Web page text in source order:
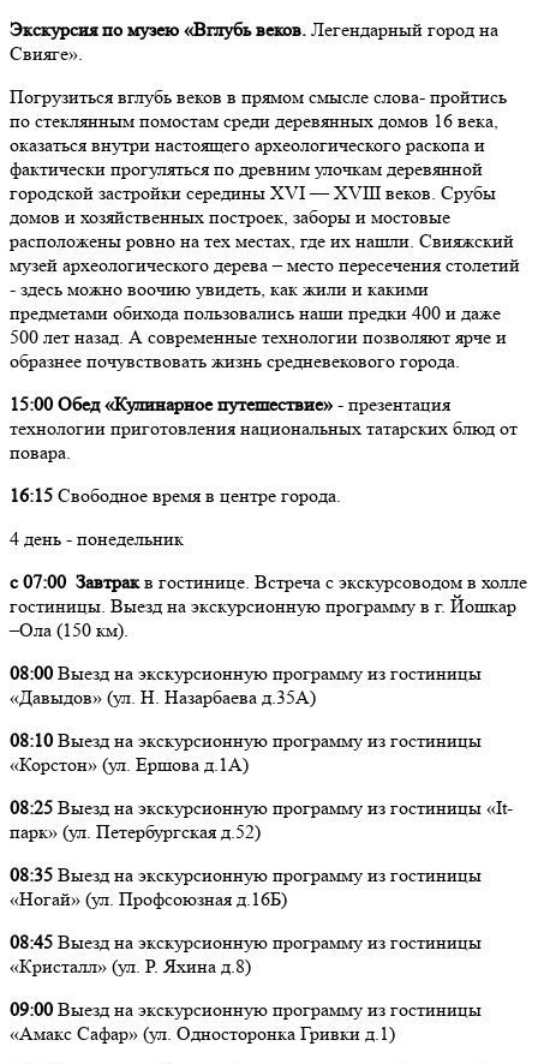
Экскурсия по музею «Вглубь веков. Легендарный город на
Свияге».
Погрузиться вглубь веков в прямом смысле слова- пройтись
по стеклянным помостам среди деревянных домов 16 века,
оказаться внутри настоящего археологического раскопа и
фактически прогуляться по древним улочкам деревянной
городской застройки середины XVI — XVIII веков. Срубы
домов и хозяйственных построек, заборы и мостовые
расположены ровно на тех местах, где их нашли. Свияжский
музей археологического дерева – место пересечения столетий
- здесь можно воочию увидеть, как жили и какими
предметами обихода пользовались наши предки 400 и даже
500 лет назад. А современные технологии позволяют ярче и
образнее почувствовать жизнь средневекового города.
15:00 Обед «Кулинарное путешествие» - презентация
технологии приготовления национальных татарских блюд от
повара.
16:15 Свободное время в центре города.
4 день - понедельник
с 07:00 Завтракв гостинице. Встреча с экскурсоводом в холле
гостиницы. Выезд на экскурсионную программу в г. Йошкар
–Ола (150 км).
08:00 Выезд на экскурсионную программу из гостиницы
«Давыдов» (ул. Н. Назарбаева д.35А)
08:10 Выезд на экскурсионную программу из гостиницы
«Корстон» (ул. Ершова д.1А)
08:25 Выезд на экскурсионную программу из гостиницы «It-
парк» (ул. Петербургская д.52)
08:35 Выезд на экскурсионную программу из гостиницы
«Ногай» (ул. Профсоюзная д.16Б)
08:45 Выезд на экскурсионную программу из гостиницы
«Кристалл» (ул. Р. Яхина д.8)
09:00 Выезд на экскурсионную программу из гостиницы
«Амакс Сафар» (ул. Односторонка Гривки д.1)